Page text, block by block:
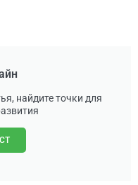
найдите точки для